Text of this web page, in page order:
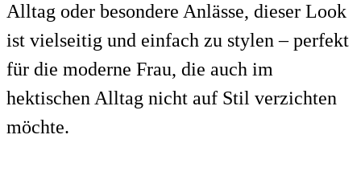
Alltag oder besondere Anlässe, dieser Look
ist vielseitig und einfach zu stylen – perfekt
für die moderne Frau, die auch im
hektischen Alltag nicht auf Stil verzichten
möchte.